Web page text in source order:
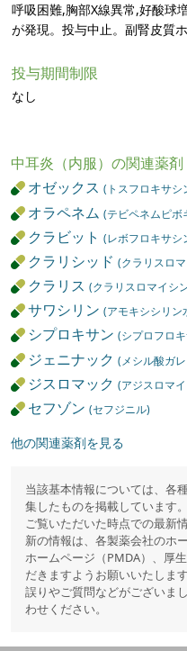
呼吸困難,胸部X線異常,好酸球
が発現。投与中止。副腎皮質
投与期間制限
なし
中耳炎（内服）の関連薬剤
オゼックス(トスフロキサシ
オラペネム(テビペネムピボ
クラビット(レボフロキサシ
クラリシッド(クラリスロ
クラリス(クラリスロマイシ
サワシリン(アモキシシリン
シプロキサン(シプロフロ
ジェニナック(メシル酸ガ
ジスロマック(アジスロマ
セフゾン(セフジニル)
他の関連薬剤を見る
当該基本情報については、各
集したものを掲載しています
ご覧いただいた時点での最新
新の情報は、各製薬会社のホ
ホームページ（PMDA）、厚
だきますようお願いいたしま
誤りやご質問などがございま
わせください。